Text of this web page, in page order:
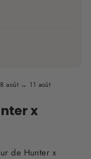
août → 11 août
x
de Hunter x